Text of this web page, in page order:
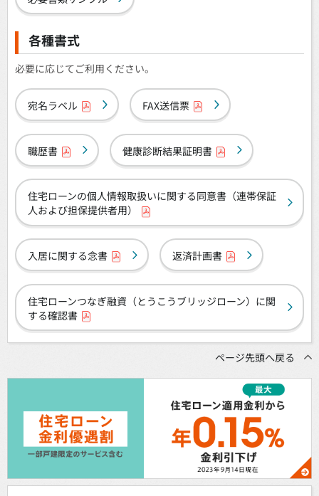
各種書式
必要に応じてご利用ください。
宛名ラベル FAX送信票
職歴書 健康診断結果証明書
住宅ローンの個人情報取扱いに関する同意書（連帯保証
人および担保提供者用）
入居に関する念書 返済計画書
住宅ローンつなぎ融資（とうこうブリッジローン）に関
する確認書
ページ先頭へ戻る